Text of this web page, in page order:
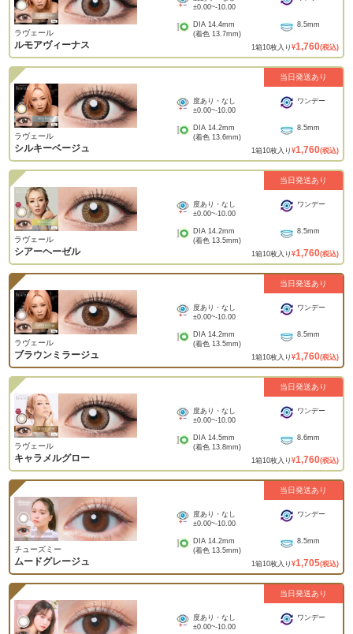
ラヴェール
ルモアヴィーナス
±0.00~-10.00
DIA 14.4mm
(着色 13.7mm)
8.5mm
1箱10枚入り ¥1,760(税込)
当日発送あり
ラヴェール
シルキーベージュ
度あり・なし
±0.00~-10.00
ワンデー
DIA 14.2mm
(着色 13.6mm)
8.5mm
1箱10枚入り ¥1,760(税込)
当日発送あり
ラヴェール
シアーヘーゼル
度あり・なし
±0.00~-10.00
ワンデー
DIA 14.2mm
(着色 13.5mm)
8.5mm
1箱10枚入り ¥1,760(税込)
当日発送あり
ラヴェール
ブラウンミラージュ
度あり・なし
±0.00~-10.00
ワンデー
DIA 14.2mm
(着色 13.5mm)
8.5mm
1箱10枚入り ¥1,760(税込)
当日発送あり
ラヴェール
キャラメルグロー
度あり・なし
±0.00~-10.00
ワンデー
DIA 14.5mm
(着色 13.8mm)
8.6mm
1箱10枚入り ¥1,760(税込)
当日発送あり
チューズミー
ムードグレージュ
度あり・なし
±0.00~-10.00
ワンデー
DIA 14.2mm
(着色 13.5mm)
8.5mm
1箱10枚入り ¥1,705(税込)
当日発送あり
度あり・なし
±0.00~-10.00
ワンデー